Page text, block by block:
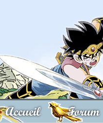
Accueil Forum